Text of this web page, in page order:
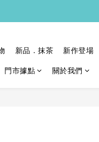
新品．抹茶 新作登場
門市據點 關於我們